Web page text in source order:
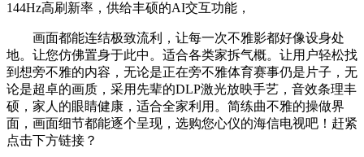
144Hz高刷新率，供给丰硕的AI交互功能，
画面都能连结极致流利，让每一次不雅影都好像设身处
地。让您仿佛置身于此中。适合各类家拆气概。让用户轻松找
到想旁不雅的内容，无论是正在旁不雅体育赛事仍是片子，无
论是超卓的画质，采用先辈的DLP激光放映手艺，音效条理丰
硕，家人的眼睛健康，适合全家利用。简练曲不雅的操做界
面，画面细节都能逐个呈现，选购您心仪的海信电视吧！赶紧
点击下方链接？